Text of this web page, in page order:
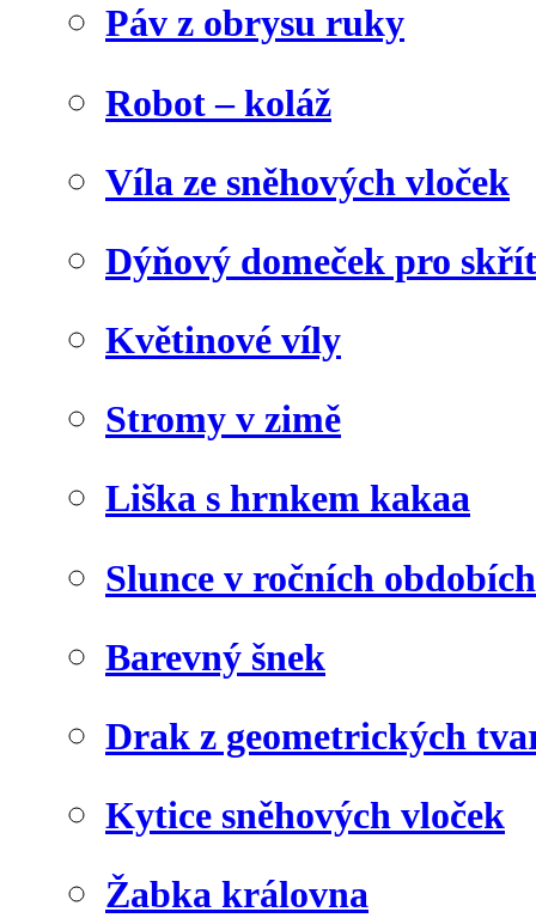
Páv z obrysu ruky
Robot – koláž
Víla ze sněhových vloček
Dýňový domeček pro
Květinové víly
Stromy v zimě
Liška s hrnkem kakaa
Slunce v ročních obdobích
Barevný šnek
Drak z geometrických
Kytice sněhových vloček
Žabka královna